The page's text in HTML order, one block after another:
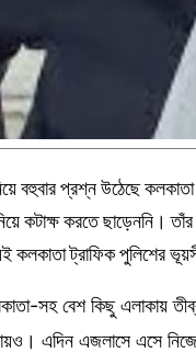
বহুবার প্রশ্ন উঠেছে
কটাক্ষ করতে ছাড়েননি।
কলকাতা ট্রাফিক পুলিশের
সহ বেশ কিছু এলাকায়
এদিন এজলাসে এসে